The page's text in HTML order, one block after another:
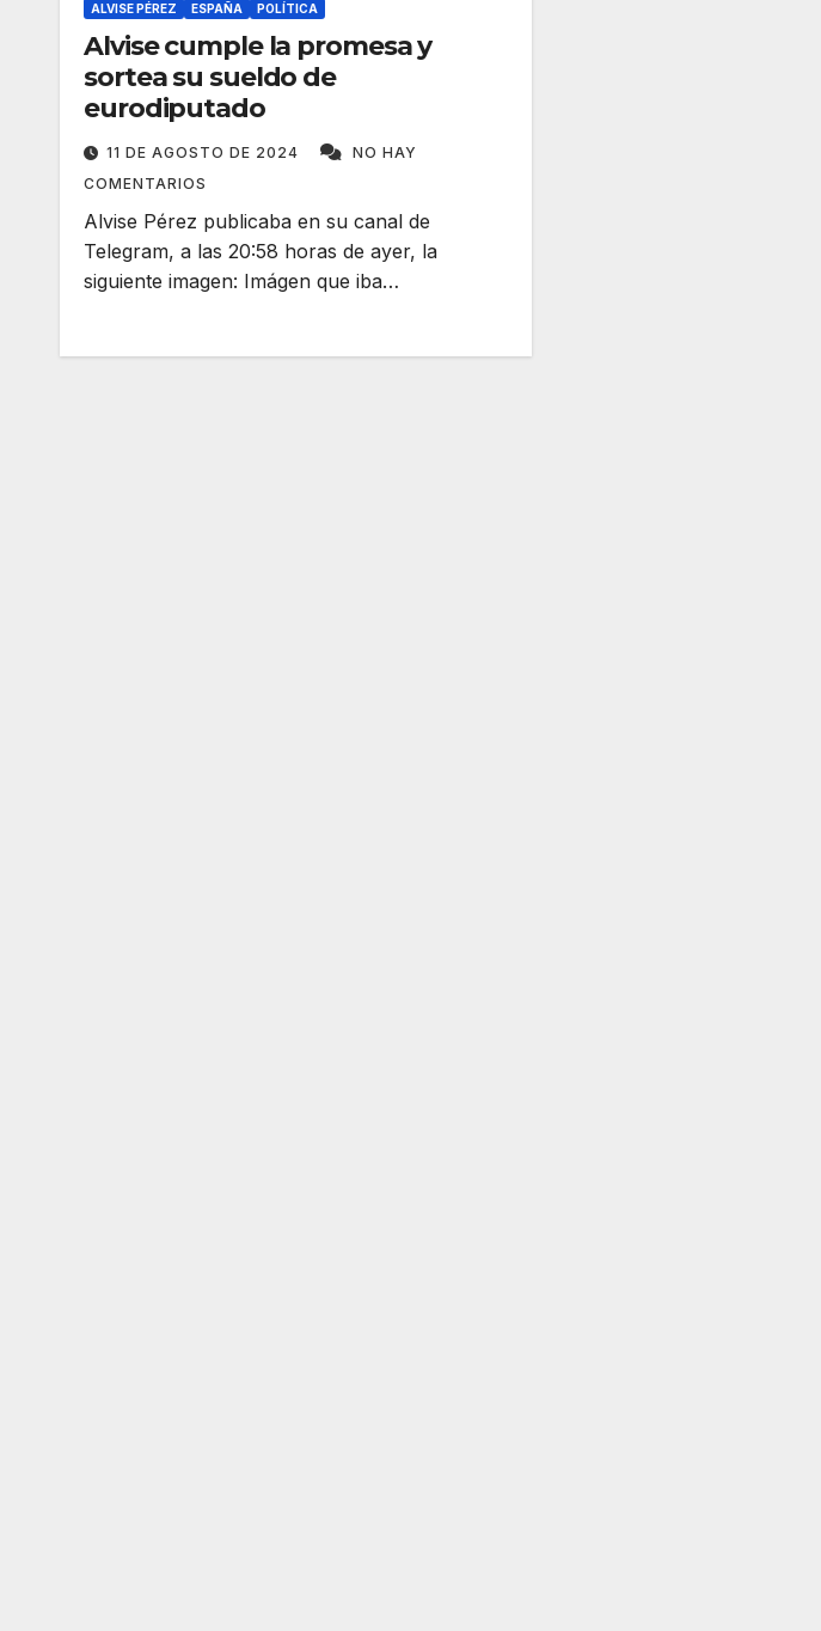
ALVISE PÉREZ ESPAÑA POLÍTICA
Alvise cumple la promesa y
sortea su sueldo de
eurodiputado
11 DE AGOSTO DE 2024
NO HAY
COMENTARIOS
Alvise Pérez publicaba en su canal de
Telegram, a las 20:58 horas de ayer, la
siguiente imagen: Imágen que iba…